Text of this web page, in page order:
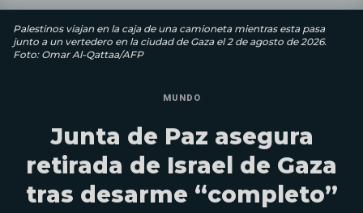
Palestinos viajan en la caja de una camioneta mientras esta pasa
junto a un vertedero en la ciudad de Gaza el 2 de agosto de 2026.
Foto: Omar Al-Qattaa/AFP
MUNDO
Junta de Paz asegura
retirada de Israel de Gaza
tras desarme “completo”